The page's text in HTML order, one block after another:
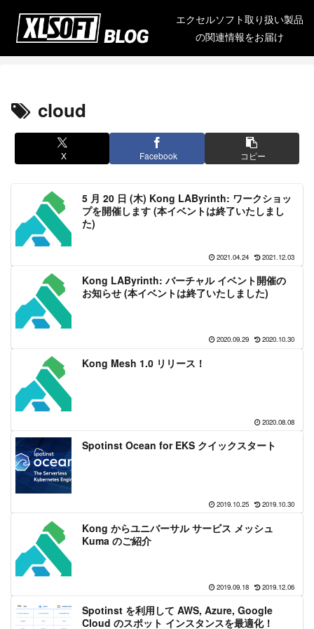
エクセルソフト取り扱い製品
の関連情報をお届け
cloud
X Facebook コピー
5 月 20 日 (木) Kong LAByrinth: ワークショッ
プを開催します (本イベントは終了いたしまし
た)
2021.04.24 2021.12.03
Kong LAByrinth: バーチャル イベント開催の
お知らせ (本イベントは終了いたしました)
2020.09.29 2020.10.30
Kong Mesh 1.0 リリース！
2020.08.08
Spotinst Ocean for EKS クイックスタート
2019.10.25 2019.10.30
Kong からユニバーサル サービス メッシュ
Kuma のご紹介
2019.09.18 2019.12.06
Spotinst を利用して AWS, Azure, Google
Cloud のスポット インスタンスを最適化！